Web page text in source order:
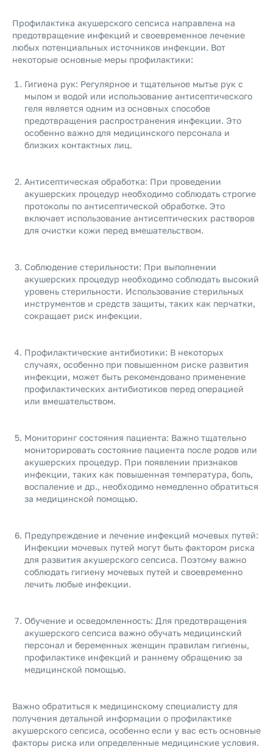
Профилактика акушерского сепсиса направлена на
предотвращение инфекций и своевременное лечение
любых потенциальных источников инфекции. Вот
некоторые основные меры профилактики:
Гигиена рук: Регулярное и тщательное мытье рук с
мылом и водой или использование антисептического
геля является одним из основных способов
предотвращения распространения инфекции. Это
особенно важно для медицинского персонала и
близких контактных лиц.
Антисептическая обработка: При проведении
акушерских процедур необходимо соблюдать строгие
протоколы по антисептической обработке. Это
включает использование антисептических растворов
для очистки кожи перед вмешательством.
Соблюдение стерильности: При выполнении
акушерских процедур необходимо соблюдать высокий
уровень стерильности. Использование стерильных
инструментов и средств защиты, таких как перчатки,
сокращает риск инфекции.
Профилактические антибиотики: В некоторых
случаях, особенно при повышенном риске развития
инфекции, может быть рекомендовано применение
профилактических антибиотиков перед операцией
или вмешательством.
Мониторинг состояния пациента: Важно тщательно
мониторировать состояние пациента после родов или
акушерских процедур. При появлении признаков
инфекции, таких как повышенная температура, боль,
воспаление и др., необходимо немедленно обратиться
за медицинской помощью.
Предупреждение и лечение инфекций мочевых путей:
Инфекции мочевых путей могут быть фактором риска
для развития акушерского сепсиса. Поэтому важно
соблюдать гигиену мочевых путей и своевременно
лечить любые инфекции.
Обучение и осведомленность: Для предотвращения
акушерского сепсиса важно обучать медицинский
персонал и беременных женщин правилам гигиены,
профилактике инфекций и раннему обращению за
медицинской помощью.
Важно обратиться к медицинскому специалисту для
получения детальной информации о профилактике
акушерского сепсиса, особенно если у вас есть основные
факторы риска или определенные медицинские условия.